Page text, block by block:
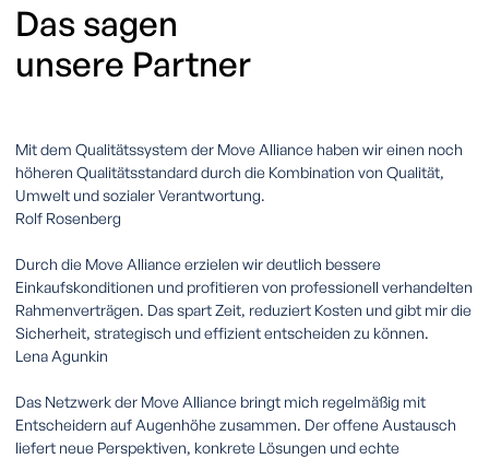
Das sagen
unsere Partner
Mit dem Qualitätssystem der Move Alliance haben wir einen noch
höheren Qualitätsstandard durch die Kombination von Qualität,
Umwelt und sozialer Verantwortung.
Rolf Rosenberg
Durch die Move Alliance erzielen wir deutlich bessere
Einkaufskonditionen und profitieren von professionell verhandelten
Rahmenverträgen. Das spart Zeit, reduziert Kosten und gibt mir die
Sicherheit, strategisch und effizient entscheiden zu können.
Lena Agunkin
Das Netzwerk der Move Alliance bringt mich regelmäßig mit
Entscheidern auf Augenhöhe zusammen. Der offene Austausch
liefert neue Perspektiven, konkrete Lösungen und echte